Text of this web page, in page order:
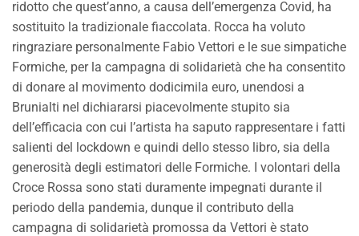
ridotto che quest’anno, a causa dell’emergenza Covid, ha
sostituito la tradizionale fiaccolata. Rocca ha voluto
ringraziare personalmente Fabio Vettori e le sue simpatiche
Formiche, per la campagna di solidarietà che ha consentito
di donare al movimento dodicimila euro, unendosi a
Brunialti nel dichiararsi piacevolmente stupito sia
dell’efficacia con cui l’artista ha saputo rappresentare i fatti
salienti del lockdown e quindi dello stesso libro, sia della
generosità degli estimatori delle Formiche. I volontari della
Croce Rossa sono stati duramente impegnati durante il
periodo della pandemia, dunque il contributo della
campagna di solidarietà promossa da Vettori è stato